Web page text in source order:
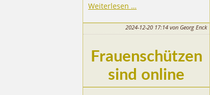
Weiterlesen …
2024-12-20 17:14 von Georg Enck
Frauenschützen
sind online